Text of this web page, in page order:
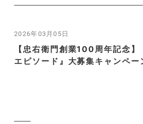
2026年03月05日
【忠右衛門創業100周年記念】
エピソード』大募集キャンペー